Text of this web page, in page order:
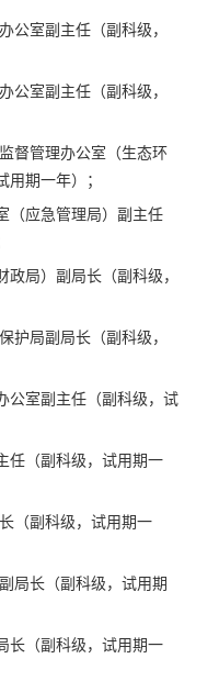
公室副主任（副科级，
公室副主任（副科级，
督管理办公室（生态环
期一年）；
（应急管理局）副主任
局）副局长（副科级，
护局副局长（副科级，
公室副主任（副科级，试
任（副科级，试用期一
（副科级，试用期一
局长（副科级，试用期
长（副科级，试用期一